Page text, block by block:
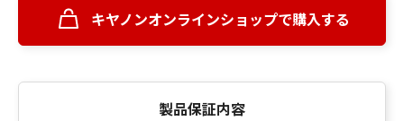
キヤノンオンラインショップで購入する
製品保証内容